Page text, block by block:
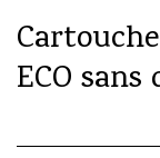
ECO